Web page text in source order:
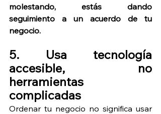
molestando, estás dando
seguimiento a un acuerdo de tu
negocio.
5. Usa tecnología
accesible, no
herramientas
complicadas
Ordenar tu negocio no significa usar